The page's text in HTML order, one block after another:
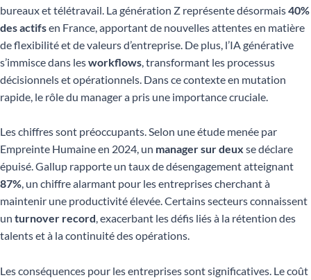
bureaux et télétravail. La génération Z représente désormais40%
des actifsen France, apportant de nouvelles attentes en matière
de flexibilité et de valeurs d’entreprise. De plus, l’IA générative
s’immisce dans lesworkflows , transformant les processus
décisionnels et opérationnels. Dans ce contexte en mutation
rapide, le rôle du manager a pris une importance cruciale.
Les chiffres sont préoccupants. Selon une étude menée par
Empreinte Humaine en 2024, un manager sur deux se déclare
épuisé. Gallup rapporte un taux de désengagement atteignant
87%, un chiffre alarmant pour les entreprises cherchant à
maintenir une productivité élevée. Certains secteurs connaissent
un turnover record, exacerbant les défis liés à la rétention des
talents et à la continuité des opérations.
Les conséquences pour les entreprises sont significatives. Le coût